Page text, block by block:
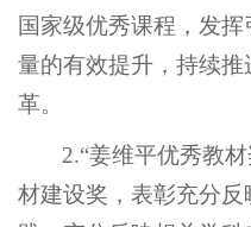
国家级优秀课程，发
量的有效提升，持续
革。
2.“姜维平优秀教
材建设奖，表彰充分